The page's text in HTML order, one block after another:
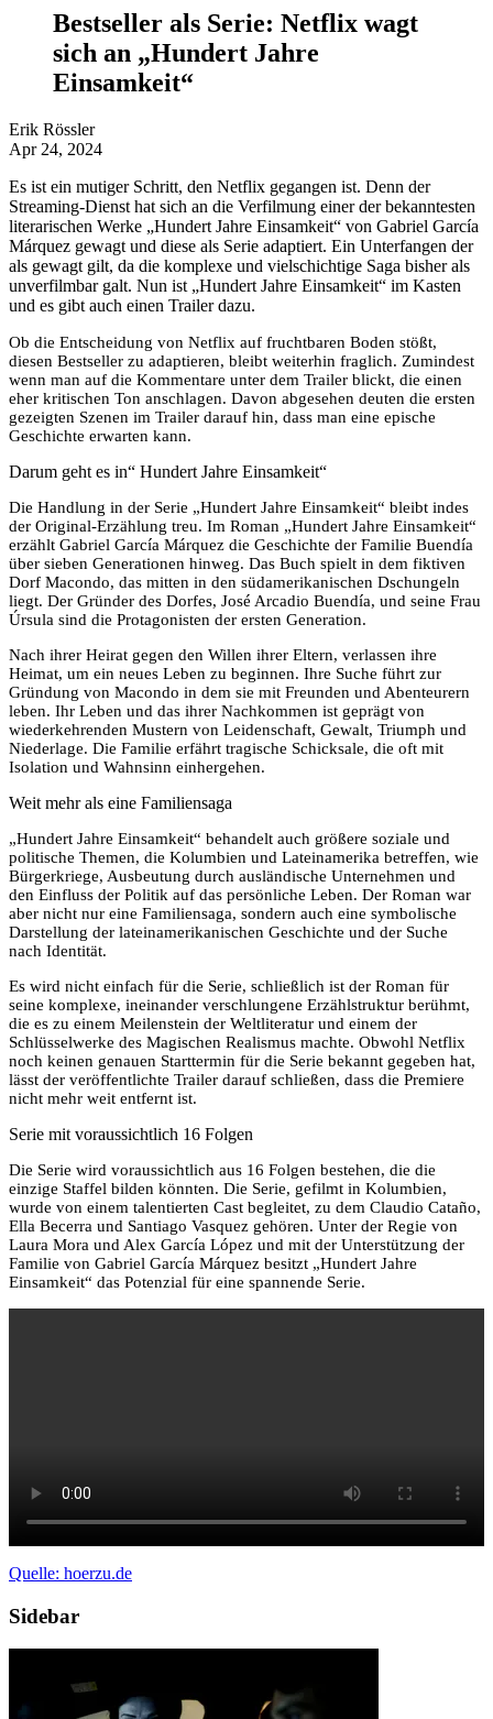
Bestseller als Serie: Netflix wagt
sich an „Hundert Jahre
Einsamkeit“
Erik Rössler
Apr 24, 2024
Es ist ein mutiger Schritt, den Netflix gegangen ist. Denn der
Streaming-Dienst hat sich an die Verfilmung einer der bekanntesten
literarischen Werke „Hundert Jahre Einsamkeit“ von Gabriel García
Márquez gewagt und diese als Serie adaptiert. Ein Unterfangen der
als gewagt gilt, da die komplexe und vielschichtige Saga bisher als
unverfilmbar galt. Nun ist „Hundert Jahre Einsamkeit“ im Kasten
und es gibt auch einen Trailer dazu.
Ob die Entscheidung von Netflix auf fruchtbaren Boden stößt,
diesen Bestseller zu adaptieren, bleibt weiterhin fraglich. Zumindest
wenn man auf die Kommentare unter dem Trailer blickt, die einen
eher kritischen Ton anschlagen. Davon abgesehen deuten die ersten
gezeigten Szenen im Trailer darauf hin, dass man eine epische
Geschichte erwarten kann.
Darum geht es in“ Hundert Jahre Einsamkeit“
Die Handlung in der Serie „Hundert Jahre Einsamkeit“ bleibt indes
der Original-Erzählung treu. Im Roman „Hundert Jahre Einsamkeit“
erzählt Gabriel García Márquez die Geschichte der Familie Buendía
über sieben Generationen hinweg. Das Buch spielt in dem fiktiven
Dorf Macondo, das mitten in den südamerikanischen Dschungeln
liegt. Der Gründer des Dorfes, José Arcadio Buendía, und seine Frau
Úrsula sind die Protagonisten der ersten Generation.
Nach ihrer Heirat gegen den Willen ihrer Eltern, verlassen ihre
Heimat, um ein neues Leben zu beginnen. Ihre Suche führt zur
Gründung von Macondo in dem sie mit Freunden und Abenteurern
leben. Ihr Leben und das ihrer Nachkommen ist geprägt von
wiederkehrenden Mustern von Leidenschaft, Gewalt, Triumph und
Niederlage. Die Familie erfährt tragische Schicksale, die oft mit
Isolation und Wahnsinn einhergehen.
Weit mehr als eine Familiensaga
„Hundert Jahre Einsamkeit“ behandelt auch größere soziale und
politische Themen, die Kolumbien und Lateinamerika betreffen, wie
Bürgerkriege, Ausbeutung durch ausländische Unternehmen und
den Einfluss der Politik auf das persönliche Leben. Der Roman war
aber nicht nur eine Familiensaga, sondern auch eine symbolische
Darstellung der lateinamerikanischen Geschichte und der Suche
nach Identität.
Es wird nicht einfach für die Serie, schließlich ist der Roman für
seine komplexe, ineinander verschlungene Erzählstruktur berühmt,
die es zu einem Meilenstein der Weltliteratur und einem der
Schlüsselwerke des Magischen Realismus machte. Obwohl Netflix
noch keinen genauen Starttermin für die Serie bekannt gegeben hat,
lässt der veröffentlichte Trailer darauf schließen, dass die Premiere
nicht mehr weit entfernt ist.
Serie mit voraussichtlich 16 Folgen
Die Serie wird voraussichtlich aus 16 Folgen bestehen, die die
einzige Staffel bilden könnten. Die Serie, gefilmt in Kolumbien,
wurde von einem talentierten Cast begleitet, zu dem Claudio Cataño,
Ella Becerra und Santiago Vasquez gehören. Unter der Regie von
Laura Mora und Alex García López und mit der Unterstützung der
Familie von Gabriel García Márquez besitzt „Hundert Jahre
Einsamkeit“ das Potenzial für eine spannende Serie.
Quelle: hoerzu.de
Sidebar